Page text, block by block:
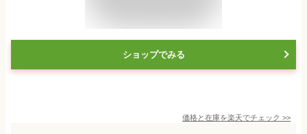
ショップでみる
価格と在庫を楽天でチェック >>